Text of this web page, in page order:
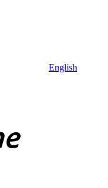
English